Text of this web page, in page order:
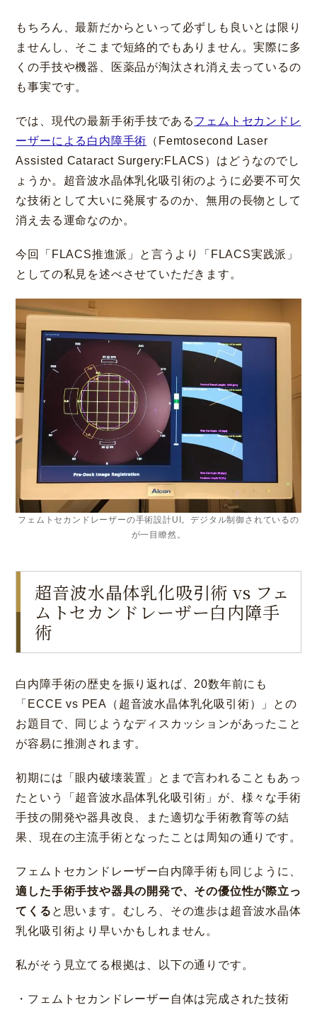
もちろん、最新だからといって必ずしも良いとは限り
ませんし、そこまで短絡的でもありません。実際に多
くの手技や機器、医薬品が淘汰され消え去っているの
も事実です。
では、現代の最新手術手技であるフェムトセカンドレ
ーザーによる白内障手術 （Femtosecond Laser
Assisted Cataract Surgery:FLACS）はどうなのでし
ょうか。超音波水晶体乳化吸引術のように必要不可欠
な技術として大いに発展するのか、無用の長物として
消え去る運命なのか。
今回「FLACS推進派」と言うより「FLACS実践派」
としての私見を述べさせていただきます。
フェムトセカンドレーザーの手術設計UI。デジタル制御されているの
が一目瞭然。
超音波水晶体乳化吸引術 vs フェ
ムトセカンドレーザー白内障手
術
白内障手術の歴史を振り返れば、20数年前にも
「ECCE vs PEA（超音波水晶体乳化吸引術）」との
お題目で、同じようなディスカッションがあったこと
が容易に推測されます。
初期には「眼内破壊装置」とまで言われることもあっ
たという「超音波水晶体乳化吸引術」が、様々な手術
手技の開発や器具改良、また適切な手術教育等の結
果、現在の主流手術となったことは周知の通りです。
フェムトセカンドレーザー白内障手術も同じように、
適した手術手技や器具の開発で、その優位性が際立っ
てくる と思います。むしろ、その進歩は超音波水晶体
乳化吸引術より早いかもしれません。
私がそう見立てる根拠は、以下の通りです。
・フェムトセカンドレーザー自体は完成された技術